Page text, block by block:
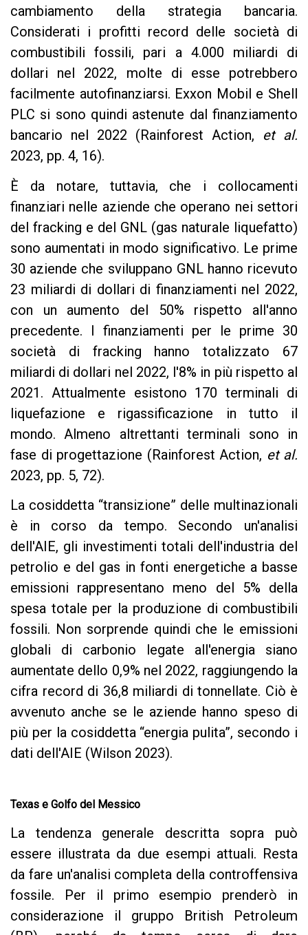
cambiamento della strategia bancaria.
Considerati i profitti record delle società di
combustibili fossili, pari a 4.000 miliardi di
dollari nel 2022, molte di esse potrebbero
facilmente autofinanziarsi. Exxon Mobil e Shell
PLC si sono quindi astenute dal finanziamento
bancario nel 2022 (Rainforest Action, et al.
2023, pp. 4, 16).
È da notare, tuttavia, che i collocamenti
finanziari nelle aziende che operano nei settori
del fracking e del GNL (gas naturale liquefatto)
sono aumentati in modo significativo. Le prime
30 aziende che sviluppano GNL hanno ricevuto
23 miliardi di dollari di finanziamenti nel 2022,
con un aumento del 50% rispetto all'anno
precedente. I finanziamenti per le prime 30
società di fracking hanno totalizzato 67
miliardi di dollari nel 2022, l'8% in più rispetto al
2021. Attualmente esistono 170 terminali di
liquefazione e rigassificazione in tutto il
mondo. Almeno altrettanti terminali sono in
fase di progettazione (Rainforest Action, et al.
2023, pp. 5, 72).
La cosiddetta “transizione” delle multinazionali
è in corso da tempo. Secondo un'analisi
dell'AIE, gli investimenti totali dell'industria del
petrolio e del gas in fonti energetiche a basse
emissioni rappresentano meno del 5% della
spesa totale per la produzione di combustibili
fossili. Non sorprende quindi che le emissioni
globali di carbonio legate all'energia siano
aumentate dello 0,9% nel 2022, raggiungendo la
cifra record di 36,8 miliardi di tonnellate. Ciò è
avvenuto anche se le aziende hanno speso di
più per la cosiddetta “energia pulita”, secondo i
dati dell'AIE (Wilson 2023).
Texas e Golfo del Messico
La tendenza generale descritta sopra può
essere illustrata da due esempi attuali. Resta
da fare un'analisi completa della controffensiva
fossile. Per il primo esempio prenderò in
considerazione il gruppo British Petroleum